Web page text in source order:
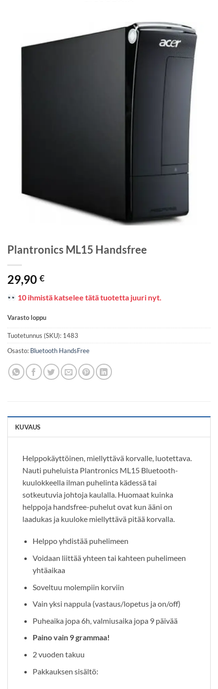
Plantronics ML15 Handsfree
29,90 €
10 ihmistä katselee tätä tuotetta juuri nyt.
Varasto loppu
Tuotetunnus (SKU): 1483
Osasto: Bluetooth HandsFree
KUVAUS
Helppokäyttöinen, miellyttävä korvalle, luotettava.
Nauti puheluista Plantronics ML15 Bluetooth-
kuulokkeella ilman puhelinta kädessä tai
sotkeutuvia johtoja kaulalla. Huomaat kuinka
helppoja handsfree-puhelut ovat kun ääni on
laadukas ja kuuloke miellyttävä pitää korvalla.
Helppo yhdistää puhelimeen
Voidaan liittää yhteen tai kahteen puhelimeen
yhtäaikaa
Soveltuu molempiin korviin
Vain yksi nappula (vastaus/lopetus ja on/off)
Puheaika jopa 6h, valmiusaika jopa 9 päivää
Paino vain 9 grammaa!
2 vuoden takuu
Pakkauksen sisältö: